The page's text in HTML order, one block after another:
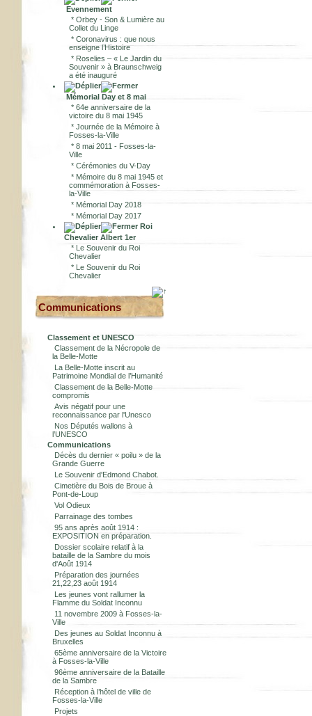
Evennement
* Orbey - Son & Lumière au
Collet du Linge
* Coronavirus : que nous
enseigne l’Histoire
* Roselies – « Le Jardin du
Souvenir » à Braunschweig
a été inauguré
Mémorial Day et 8 mai
* 64e anniversaire de la
victoire du 8 mai 1945
* Journée de la Mémoire à
Fosses-la-Ville
* 8 mai 2011 - Fosses-la-
Ville
* Cérémonies du V-Day
* Mémoire du 8 mai 1945 et
commémoration à Fosses-
la-Ville
* Mémorial Day 2018
* Mémorial Day 2017
Roi
Chevalier Albert 1er
* Le Souvenir du Roi
Chevalier
* Le Souvenir du Roi
Chevalier
Communications
Classement et UNESCO
Classement de la Nécropole de
la Belle-Motte
La Belle-Motte inscrit au
Patrimoine Mondial de l’Humanité
Classement de la Belle-Motte
compromis
Avis négatif pour une
reconnaissance par l'Unesco
Nos Députés wallons à
l’UNESCO
Communications
Décès du dernier « poilu » de la
Grande Guerre
Le Souvenir d'Edmond Chabot.
Cimetière du Bois de Broue à
Pont-de-Loup
Vol Odieux
Parrainage des tombes
95 ans après août 1914 :
EXPOSITION en préparation.
Dossier scolaire relatif à la
bataille de la Sambre du mois
d'Août 1914
Préparation des journées
21,22,23 août 1914
Les jeunes vont rallumer la
Flamme du Soldat Inconnu
11 novembre 2009 à Fosses-la-
Ville
Des jeunes au Soldat Inconnu à
Bruxelles
65ème anniversaire de la Victoire
à Fosses-la-Ville
96ème anniversaire de la Bataille
de la Sambre
Réception à l’hôtel de ville de
Fosses-la-Ville
Projets